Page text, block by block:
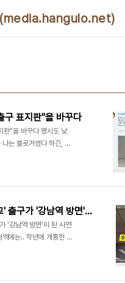
(media.hangulo.net)
구 표지판"을 바꾸다
판"을 바꾸다 명시도 낮
는 블로거였다 하긴, 국
될 수 있으니, 이런
기억에 남는 것은 'W형
던 서울시의 결정에 적극
22 - W형태의 버스
08/22 - W형 버스 손
2008/05/02 - W형 버
울시는 이런 낭비적인
신논현역 '서초초교' 출구가 '강남역 방면'이 된 사연
'강남역 방면'이 된 사연
에는.. 작년에 개통한 지
의도를 가로지르는 덕분